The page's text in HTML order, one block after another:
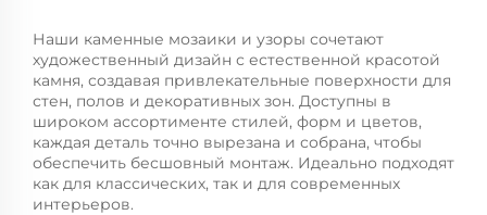
Наши каменные мозаики и узоры сочетают
художественный дизайн с естественной красотой
камня, создавая привлекательные поверхности для
стен, полов и декоративных зон. Доступны в
широком ассортименте стилей, форм и цветов,
каждая деталь точно вырезана и собрана, чтобы
обеспечить бесшовный монтаж. Идеально подходят
как для классических, так и для современных
интерьеров.